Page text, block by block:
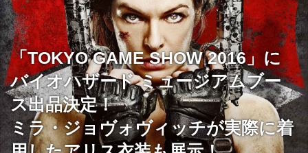
「TOKYO GAME SHOW 2016」に
バイオハザード ミュージアムブー
ス出品決定！
ミラ・ジョヴォヴィッチが実際に着